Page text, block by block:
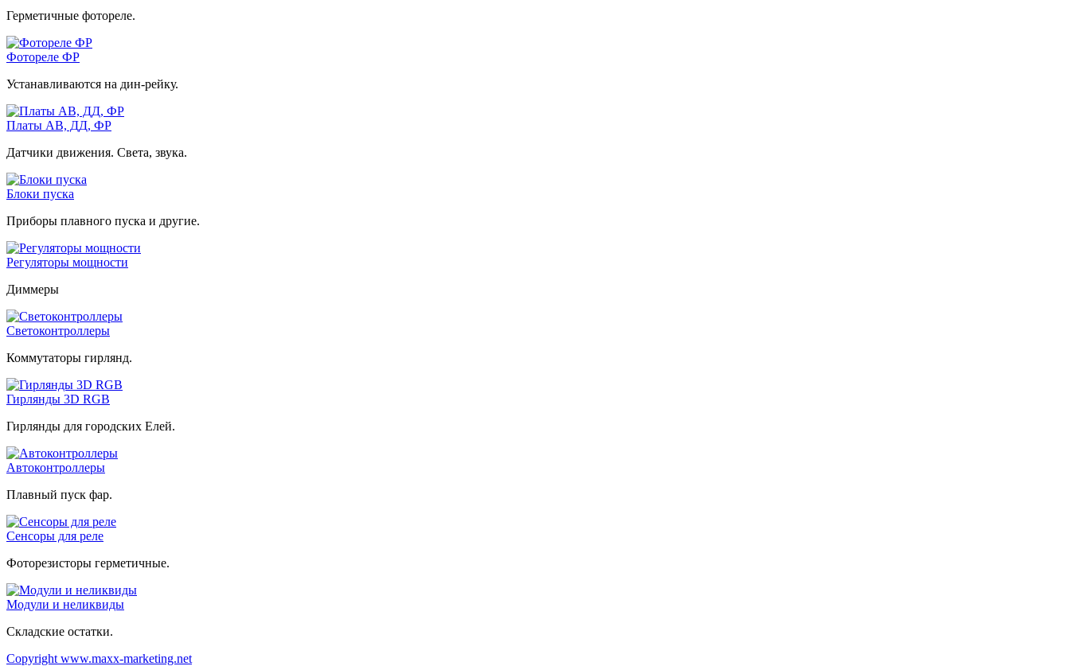
Герметичные фотореле.
Фотореле ФР
Устанавливаются на дин-рейку.
Платы АВ, ДД, ФР
Датчики движения. Света, звука.
Блоки пуска
Приборы плавного пуска и другие.
Регуляторы мощности
Диммеры
Светоконтроллеры
Коммутаторы гирлянд.
Гирлянды 3D RGB
Гирлянды для городских Елей.
Автоконтроллеры
Плавный пуск фар.
Сенсоры для реле
Фоторезисторы герметичные.
Модули и неликвиды
Складские остатки.
Copyright www.maxx-marketing.net